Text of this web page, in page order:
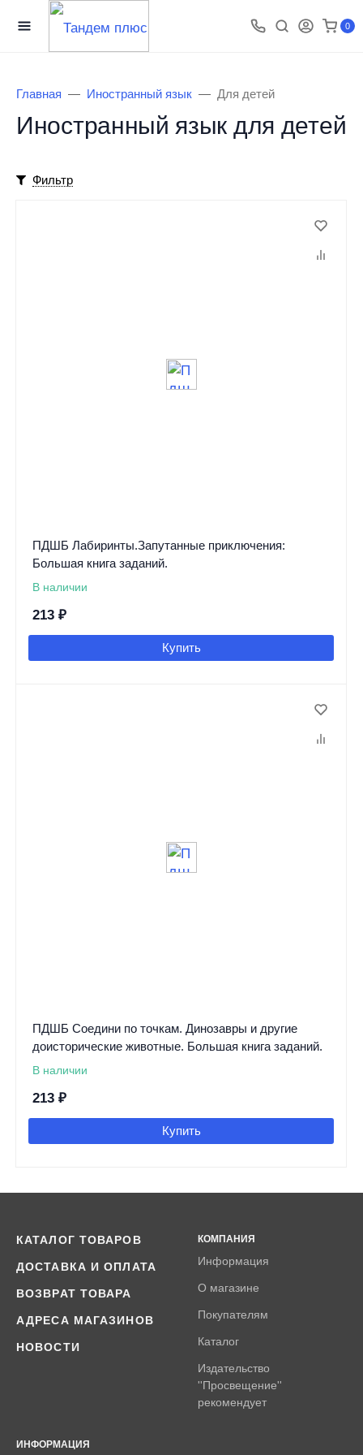
0
Главная Иностранный язык Для детей
Иностранный язык для детей
Фильтр
ПДШБ Лабиринты.Запутанные приключения:
Большая книга заданий.
В наличии
213 ₽
Купить
ПДШБ Соедини по точкам. Динозавры и другие
доисторические животные. Большая книга заданий.
В наличии
213 ₽
Купить
КАТАЛОГ ТОВАРОВ
ДОСТАВКА И ОПЛАТА
ВОЗВРАТ ТОВАРА
АДРЕСА МАГАЗИНОВ
НОВОСТИ
КОМПАНИЯ
Информация
О магазине
Покупателям
Каталог
Издательство
''Просвещение''
рекомендует
ИНФОРМАЦИЯ